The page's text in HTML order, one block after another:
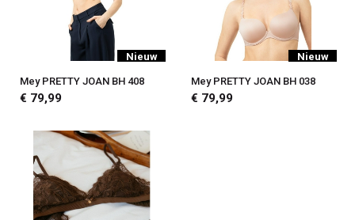
Nieuw
Mey PRETTY JOAN BH 408
€ 79,99
Nieuw
Mey PRETTY JOAN BH 038
€ 79,99